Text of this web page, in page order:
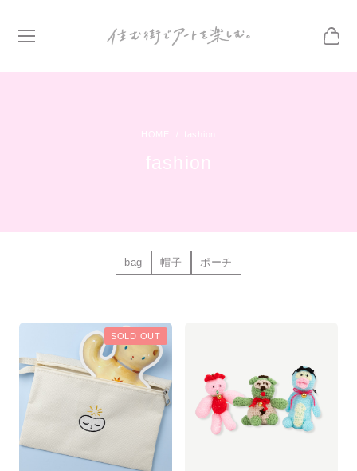
fashion
fashion
bag 帽子 ポーチ
SOLD OUT